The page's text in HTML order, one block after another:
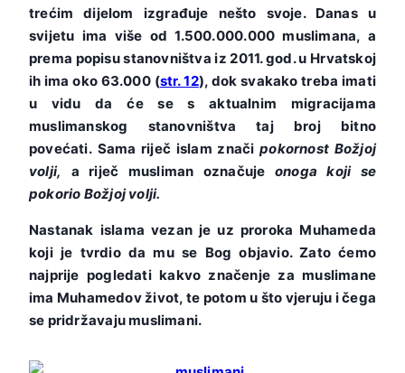
trećim dijelom izgrađuje nešto svoje. Danas u
svijetu ima više od 1.500.000.000 muslimana, a
prema popisu stanovništva iz 2011. god. u Hrvatskoj
ih ima oko 63.000 (str. 12), dok svakako treba imati
u vidu da će se s aktualnim migracijama
muslimanskog stanovništva taj broj bitno
povećati. Sama riječ islam značipokornost Božjoj
volji,
a riječ musliman označuje onoga koji se
pokorio Božjoj volji.
Nastanak islama vezan je uz proroka Muhameda
koji je tvrdio da mu se Bog objavio. Zato ćemo
najprije pogledati kakvo značenje za muslimane
ima Muhamedov život, te potom u što vjeruju i čega
se pridržavaju muslimani.